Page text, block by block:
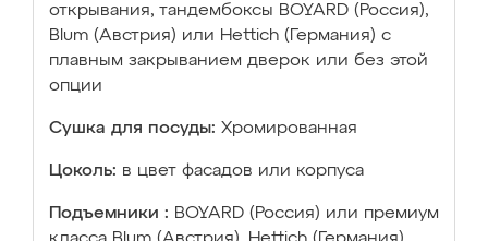
открывания, тандембоксы BOYARD (Россия),
Blum (Австрия) или Hettich (Германия) с
плавным закрыванием дверок или без этой
опции
Сушка для посуды: Хромированная
Цоколь: в цвет фасадов или корпуса
Подъемники : BOYARD (Россия) или премиум